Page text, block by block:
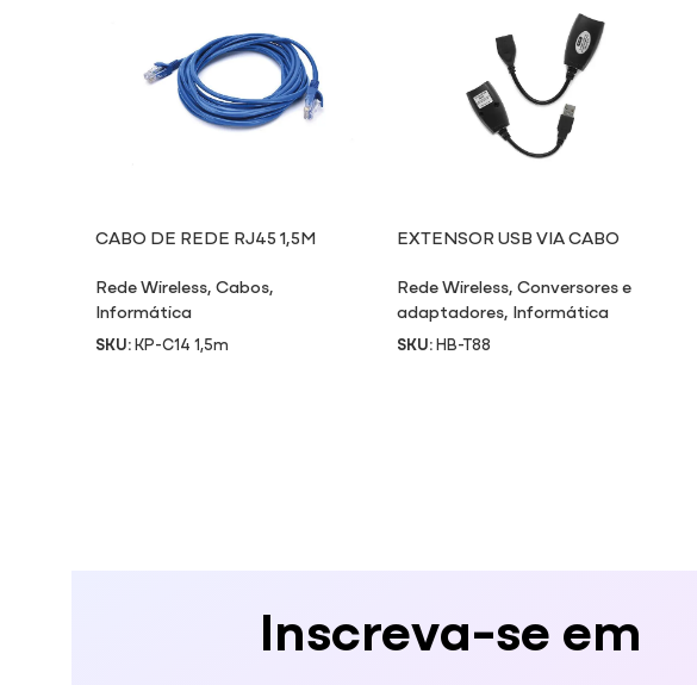
CABO DE REDE RJ45 1,5M
Rede Wireless,Cabos,
Informática
SKU:KP-C14 1,5m
EXTENSOR USB VIA CABO
Rede Wireless,Conversores e
adaptadores, Informática
SKU:HB-T88
Inscreva-se em